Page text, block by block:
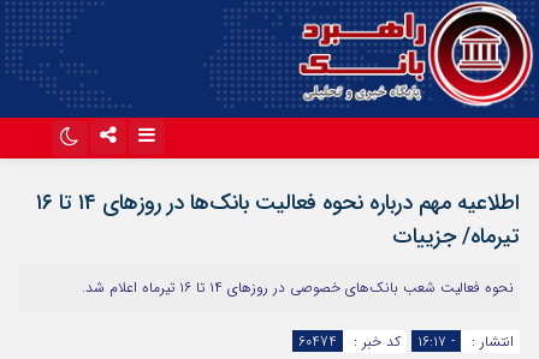
آپارات
اطلاعیه مهم درباره نحوه فعالیت بانک‌ها در روزهای ۱۴ تا ۱۶
تیرماه/ جزییات
نحوه فعالیت شعب بانک‌های خصوصی در روزهای ۱۴ تا ۱۶ تیرماه اعلام شد.
انتشار : - ۱۶:۱۷ کد خبر : 60474